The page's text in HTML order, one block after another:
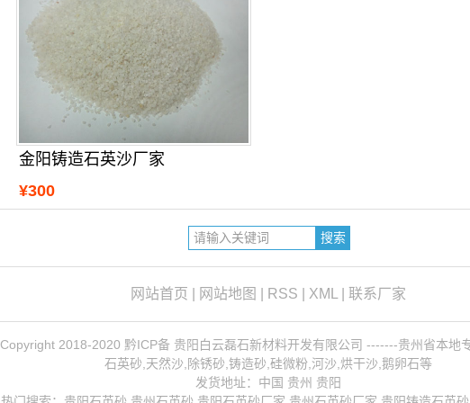
金阳铸造石英沙厂家
¥300
网站首页 网站地图 RSS XML 联系厂家
Copyright 2018-2020 黔ICP备 贵阳白云磊石新材料开发有限公司 -------贵州省本地
石英砂,天然沙,除锈砂,铸造砂,硅微粉,河沙,烘干沙,鹅卵石等
发货地址：中国 贵州 贵阳